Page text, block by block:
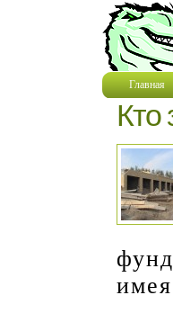
Главная
Кто